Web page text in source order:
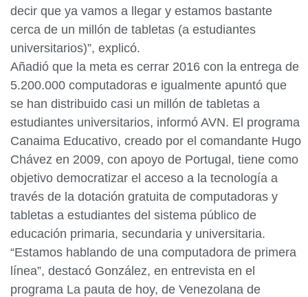
decir que ya vamos a llegar y estamos bastante
cerca de un millón de tabletas (a estudiantes
universitarios)”, explicó.
Añadió que la meta es cerrar 2016 con la entrega de
5.200.000 computadoras e igualmente apuntó que
se han distribuido casi un millón de tabletas a
estudiantes universitarios, informó AVN. El programa
Canaima Educativo, creado por el comandante Hugo
Chávez en 2009, con apoyo de Portugal, tiene como
objetivo democratizar el acceso a la tecnología a
través de la dotación gratuita de computadoras y
tabletas a estudiantes del sistema público de
educación primaria, secundaria y universitaria.
“Estamos hablando de una computadora de primera
línea”, destacó González, en entrevista en el
programa La pauta de hoy, de Venezolana de